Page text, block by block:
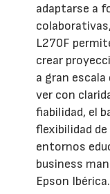
adaptarse a
L270F
crear
a gran escala
ver con
fiabilidad, el
flexibilidad
entornos
business
Epson Ibérica.